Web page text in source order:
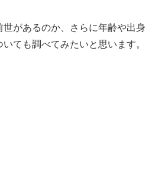
があるのか、さらに年齢や出身
ても調べてみたいと思います。